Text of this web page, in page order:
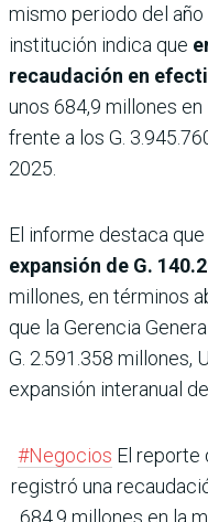
mismo periodo del
institución indica que
recaudación en
unos 684,9 millones
frente a los G.
2025.
El informe destaca
expansión de G.
millones, en términos
que la Gerencia
G. 2.591.358 millones,
expansión interanual de
#Negocios El reporte
registró una
684,9 millones en la